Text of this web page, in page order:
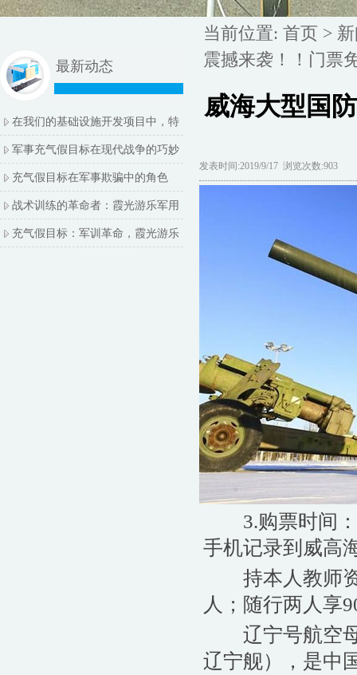
最新动态
在我们的基础设施开发项目中，特
军事充气假目标在现代战争的巧妙
充气假目标在军事欺骗中的角色
战术训练的革命者：霞光游乐军用
充气假目标：军训革命，霞光游乐
当前位置: 首页 >
震撼来袭！！门票
威海大型国
发表时间:2019/9/17 浏览次数:903
3.购票时间：9
手机记录到威高
持本人教师资
人；随行两人享
辽宁号航空母
辽宁舰），是中